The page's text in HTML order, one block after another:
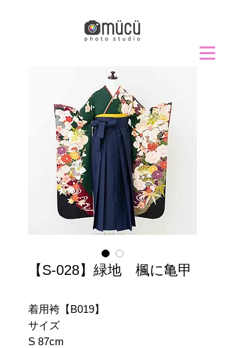
【S-028】緑地 楓に亀甲
着用袴【B019】
サイズ
S 87cm